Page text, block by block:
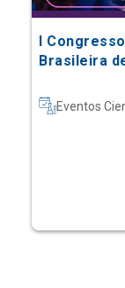
I
Brasileira
Eventos